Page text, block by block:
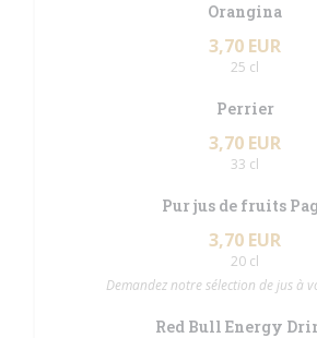
Orangina
3,70 EUR
25 cl
Perrier
3,70 EUR
33 cl
Pur jus de fruits
3,70 EUR
20 cl
Demandez notre sélection de jus à
Red Bull Energy